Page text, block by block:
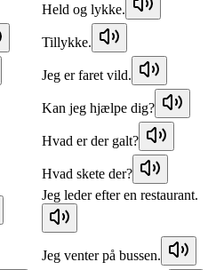
Held og lykke.
Tillykke.
Jeg er faret vild.
Kan jeg hjælpe dig?
Hvad er der galt?
Hvad skete der?
Jeg leder efter en restaurant.
Jeg venter på bussen.